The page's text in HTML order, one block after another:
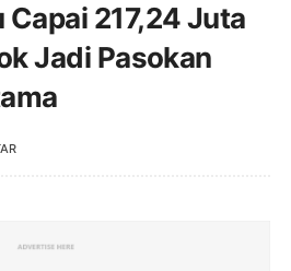
217,24 Juta
Jadi Pasokan